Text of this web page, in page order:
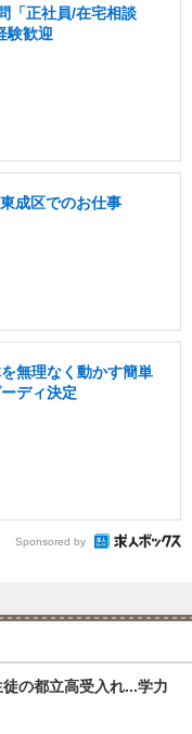
「正社員/在宅相談
験歓迎
成区でのお仕事
無理なく動かす簡単
ディ決定
Sponsored by
の都立高受入れ...学力